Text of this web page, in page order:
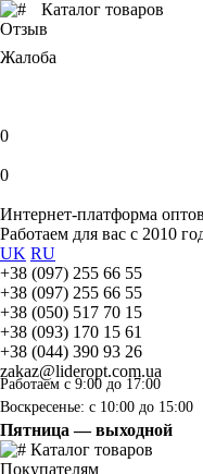
Каталог товаров
Отзыв
Жалоба
0
0
Интернет-платформа
Работаем для вас с 2010
UK RU
+38 (097) 255 66 55
+38 (097) 255 66 55
+38 (050) 517 70 15
+38 (093) 170 15 61
+38 (044) 390 93 26
zakaz@lideropt.com.ua
Работаем с 9:00 до 17:00
Воскресенье: с 10:00 до 15:00
Пятница — выходной
Каталог товаров
Покупателям